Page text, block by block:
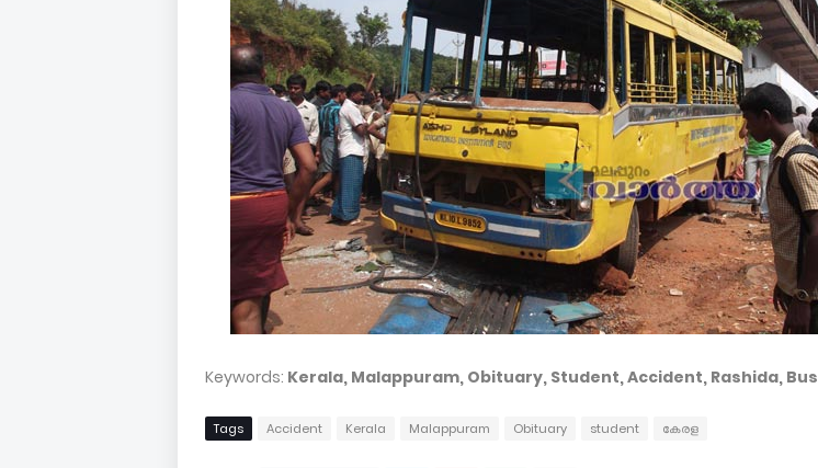
Keywords: Kerala, Malappuram, Obituary, Student, Accident, Rashida, Bus
Tags Accident Kerala Malappuram Obituary student കേരള